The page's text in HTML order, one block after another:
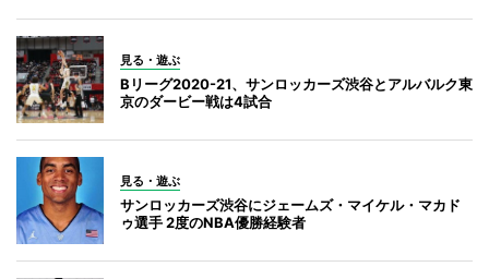
見る・遊ぶ
Bリーグ2020-21、サンロッカーズ渋谷とアルバルク東
京のダービー戦は4試合
見る・遊ぶ
サンロッカーズ渋谷にジェームズ・マイケル・マカド
ゥ選手 2度のNBA優勝経験者